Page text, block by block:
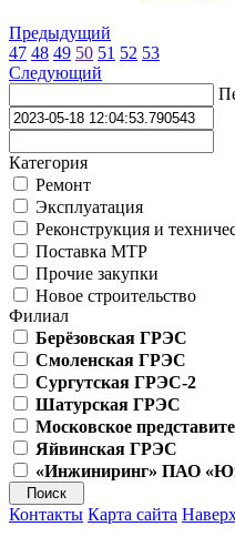
Предыдущий
47 48 49 50 51 52 53
Следующий
Категория
Ремонт
Эксплуатация
Реконструкция и
Поставка МТР
Прочие закупки
Новое строительство
Филиал
Берёзовская ГРЭС
Смоленская ГРЭС
Сургутская ГРЭС-2
Шатурская ГРЭС
Московское
Яйвинская ГРЭС
«Инжиниринг» ПАО
Контакты Карта сайта